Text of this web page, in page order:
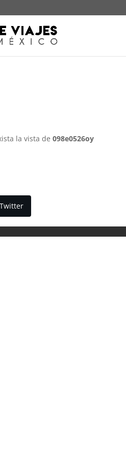
la vista de098e0526oy
Twitter